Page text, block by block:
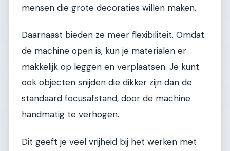
mensen die grote decoraties willen maken.
Daarnaast bieden ze meer flexibiliteit. Omdat
de machine open is, kun je materialen er
makkelijk op leggen en verplaatsen. Je kunt
ook objecten snijden die dikker zijn dan de
standaard focusafstand, door de machine
handmatig te verhogen.
Dit geeft je veel vrijheid bij het werken met